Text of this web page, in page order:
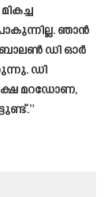
ഞാൻ
ബാലൺ ഡി ഓർ
ഡി
മറഡോണ,